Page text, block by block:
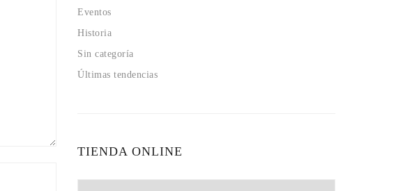
Eventos
Historia
Sin categoría
Últimas tendencias
TIENDA ONLINE